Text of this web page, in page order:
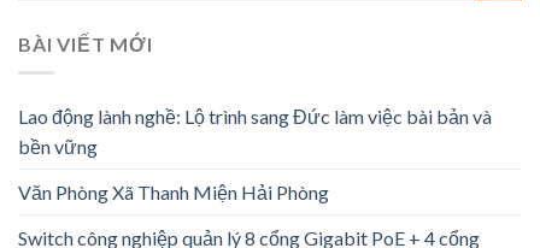
BÀI VIẾT MỚI
Lao động lành nghề: Lộ trình sang Đức làm việc bài bản và
bền vững
Văn Phòng Xã Thanh Miện Hải Phòng
Switch công nghiệp quản lý 8 cổng Gigabit PoE + 4 cổng